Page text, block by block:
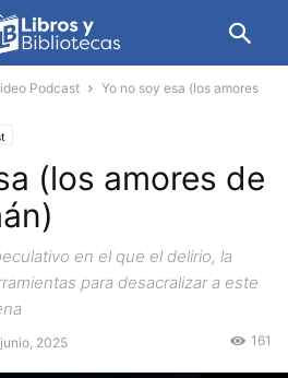
Podcast
Yo no soy esa (los amores
(los amores de
en el que el delirio, la
para desacralizar a este
2025 161